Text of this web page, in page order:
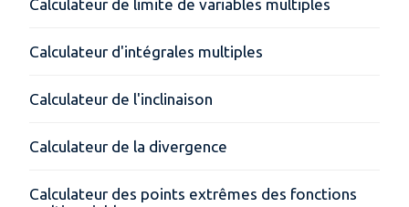
Calculateur de limite de variables multiples
Calculateur d'intégrales multiples
Calculateur de l'inclinaison
Calculateur de la divergence
Calculateur des points extrêmes des fonctions